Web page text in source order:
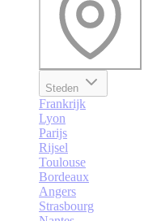
Steden
Frankrijk
Lyon
Parijs
Rijsel
Toulouse
Bordeaux
Angers
Strasbourg